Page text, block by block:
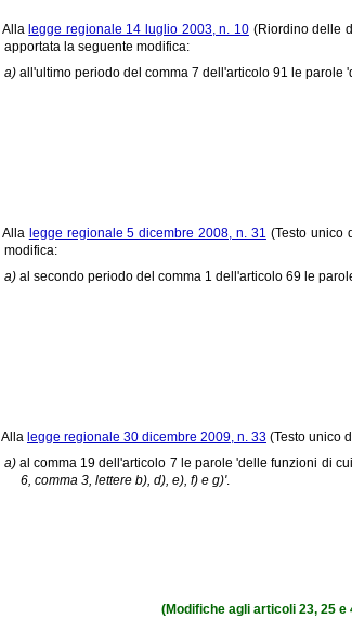
Alla legge regionale 14 luglio 2003, n. 10(Riordino delle
apportata la seguente modifica:
a) all'ultimo periodo del comma 7 dell'articolo 91 le
Alla legge regionale 5 dicembre 2008, n. 31 (Testo unico
modifica:
a) al secondo periodo del comma 1 dell'articolo 69 le
Alla legge regionale 30 dicembre 2009, n. 33 (Testo unico
a) al comma 19 dell'articolo 7 le parole 'delle funzioni di
6, comma 3, lettere b), d), e), f) e g)'.
(Modifiche agli articoli 23, 25 e